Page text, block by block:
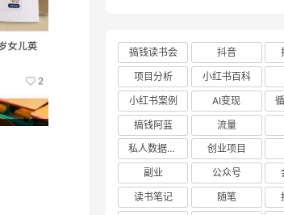
搞钱读书会 抖音
项目分析
小红书百科
小红书案例
AI变现
搞钱阿蓝
流量
私人数据库项目
创业项目
副业
公众号
读书笔记
随笔